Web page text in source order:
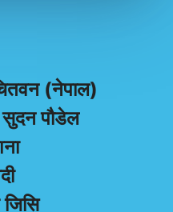
(नेपाल)
सुदन पौडेल